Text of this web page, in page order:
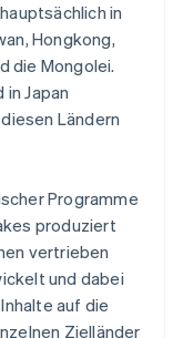
in
Hongkong,
die Mongolei.
in Japan
Ländern
Programme
produziert
vertrieben
und dabei
auf die
Zielländer